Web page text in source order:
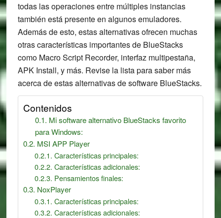
todas las operaciones entre múltiples instancias
también está presente en algunos emuladores.
Además de esto, estas alternativas ofrecen muchas
otras características importantes de BlueStacks
como Macro Script Recorder, interfaz multipestaña,
APK Install, y más. Revise la lista para saber más
acerca de estas alternativas de software BlueStacks.
Contenidos
Mi software alternativo BlueStacks favorito
para Windows:
MSI APP Player
Características principales:
Características adicionales:
Pensamientos finales:
NoxPlayer
Características principales:
Características adicionales: